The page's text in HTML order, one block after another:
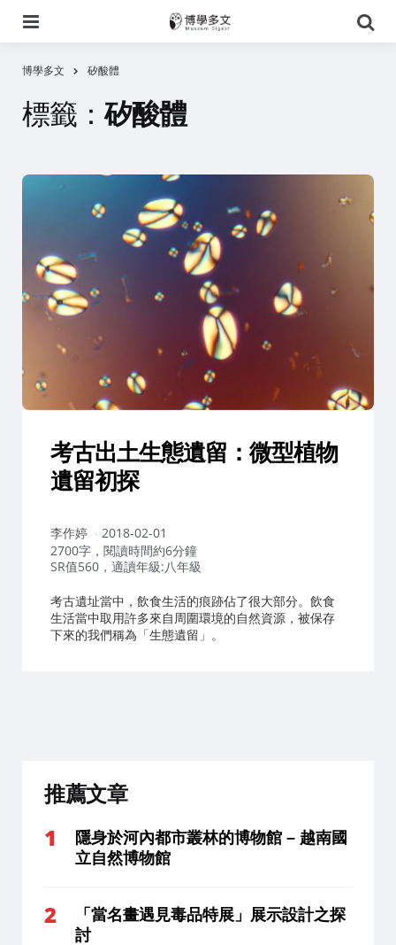
尋
博學多文 矽酸體
標籤：矽酸體
考古出土生態遺留：微型植物
遺留初探
作
者：
李作婷
2018-02-01
2700字，閱讀時間約6分鐘
SR值560，適讀年級:八年級
考古遺址當中，飲食生活的痕跡佔了很大部分。飲食
生活當中取用許多來自周圍環境的自然資源，被保存
下來的我們稱為「生態遺留」。
推薦文章
隱身於河內都市叢林的博物館 – 越南國
立自然博物館
「當名畫遇見毒品特展」展示設計之探
討